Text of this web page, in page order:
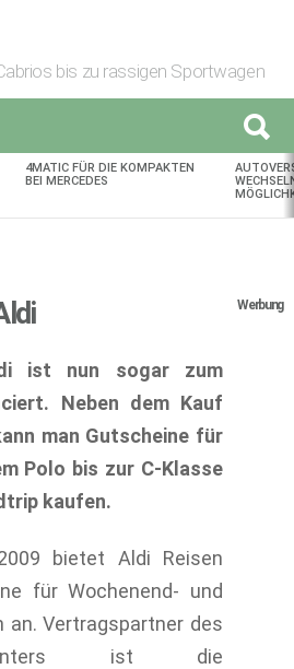
bis zu rassigen Sportwagen
4MATIC FÜR DIE KOMPAKTEN
BEI MERCEDES
Werbung
ist nun sogar zum
Neben dem Kauf
man Gutscheine für
Polo bis zur C-Klasse
kaufen.
bietet Aldi Reisen
für Wochenend- und
an. Vertragspartner des
ist die